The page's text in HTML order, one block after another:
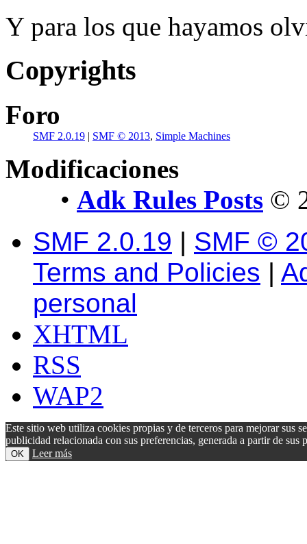
Y para los que hayamos
Copyrights
Foro
SMF 2.0.19 | SMF © 2013, Simple Machines
Modificaciones
• Adk Rules Posts ©
SMF 2.0.19 | SMF ©
Terms and Policies |
personal
XHTML
RSS
WAP2
Este sitio web utiliza cookies propias y de terceros para mejorar sus
publicidad relacionada con sus preferencias, generada a partir de
OK Leer más